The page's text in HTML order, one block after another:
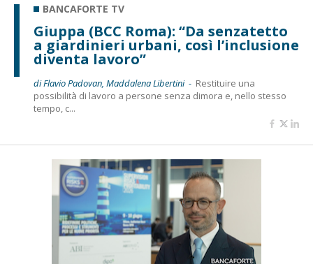
BANCAFORTE TV
Giuppa (BCC Roma): “Da senzatetto
a giardinieri urbani, così l’inclusione
diventa lavoro”
di Flavio Padovan, Maddalena Libertini - Restituire una
possibilità di lavoro a persone senza dimora e, nello stesso
tempo, c...